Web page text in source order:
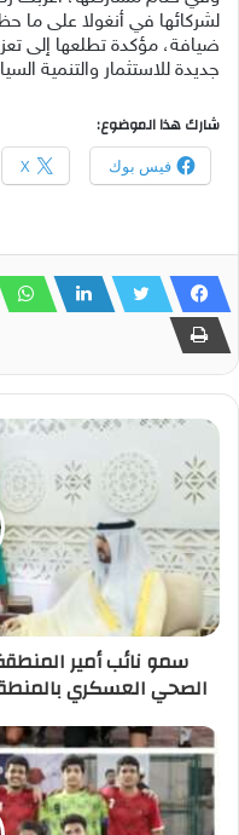
لشركائها في أنغولا على ما
ضيافة، مؤكدة تطلعها إلى
جديدة للاستثمار والتنمية
شارك هذا الموضوع:
فيس بوك X
سمو نائب أمير
الصحي العسكري